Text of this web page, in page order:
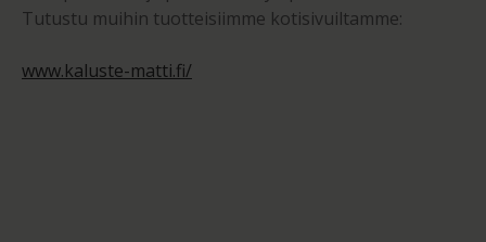
Tutustu muihin tuotteisiimme kotisivuiltamme:
www.kaluste-matti.fi/